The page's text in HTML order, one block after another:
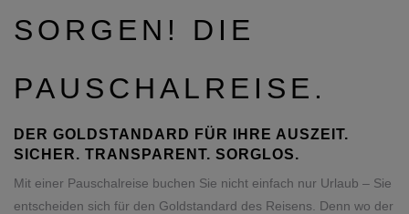
SORGEN! DIE
PAUSCHALREISE.
DER GOLDSTANDARD FÜR IHRE AUSZEIT.
SICHER. TRANSPARENT. SORGLOS.
Mit einer Pauschalreise buchen Sie nicht einfach nur Urlaub – Sie
entscheiden sich für den Goldstandard des Reisens. Denn wo der